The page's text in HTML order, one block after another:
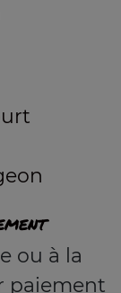
ou à la
paiement